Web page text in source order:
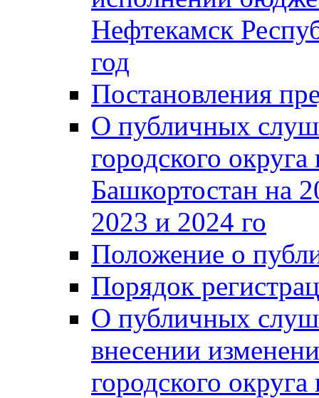
Нефтекамск
год
Постановления
О публичных
городского
Башкортостан на
2023 и 2024 го
Положение о
Порядок
О публичных
внесении
городского